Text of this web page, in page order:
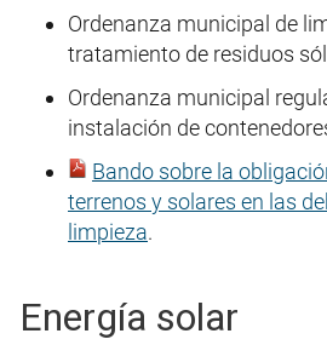
Ordenanza municipal de
tratamiento de residuos
Ordenanza municipal
instalación de
Bando sobre la
terrenos y solares en las
limpieza.
Energía solar